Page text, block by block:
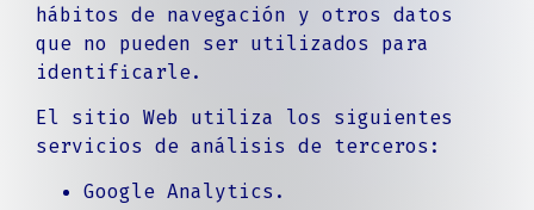
hábitos de navegación y otros datos
que no pueden ser utilizados para
identificarle.
El sitio Web utiliza los siguientes
servicios de análisis de terceros:
Google Analytics.